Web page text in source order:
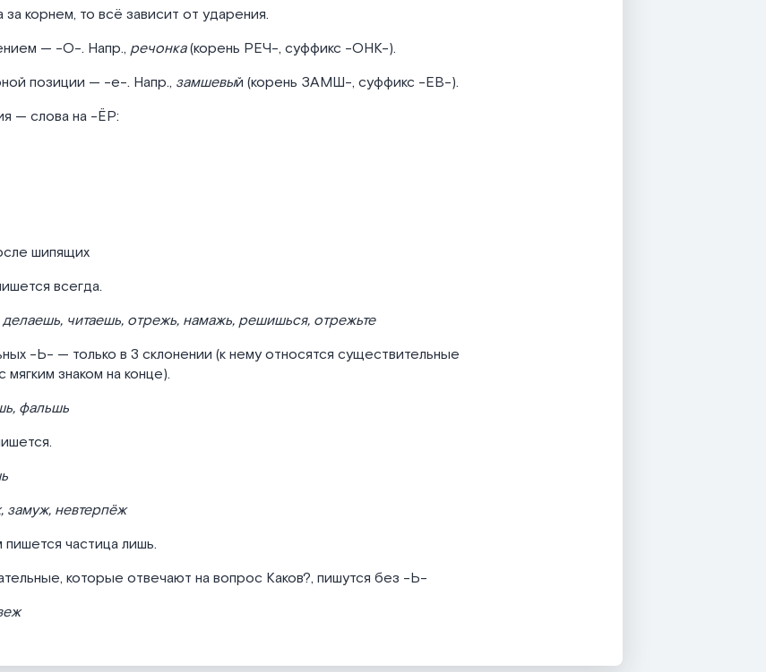
за корнем, то всё зависит от ударения.
— -О-. Напр., речонка(корень РЕЧ-, суффикс -ОНК-).
позиции — -е-. Напр., замшевый (корень ЗАМШ-, суффикс -ЕВ-).
— слова на -ЁР:
шипящих
всегда.
делаешь, читаешь, отрежь, намажь, решишься, отрежьте
-Ь- — только в 3 склонении (к нему относятся существительные
знаком на конце).
фальшь
замуж, невтерпёж
пишется частица лишь.
которые отвечают на вопрос Каков?, пишутся без -Ь-